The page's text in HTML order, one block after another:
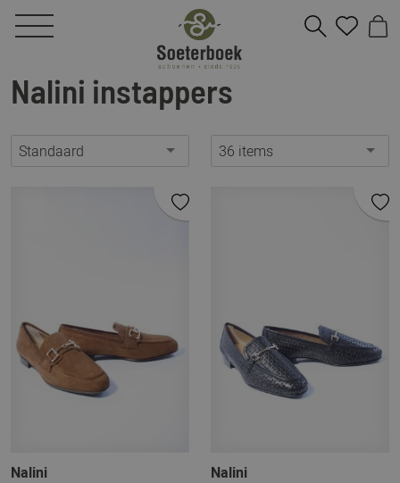
Nalini instappers
Standaard 36 items
Nalini Nalini